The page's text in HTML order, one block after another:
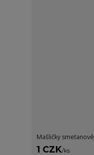
Mašličky smetanové
1 CZK/ks